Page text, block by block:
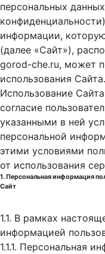
персональных
информации,
(далее «Сайт»),
gorod-che.ru, может
использования Cайта.
Использование
согласие
указанными в ней
персональной
этими условиями
от использования
1. Персональная информация
Сайт
1.1. В рамках
информацией
1.1.1. Персональная